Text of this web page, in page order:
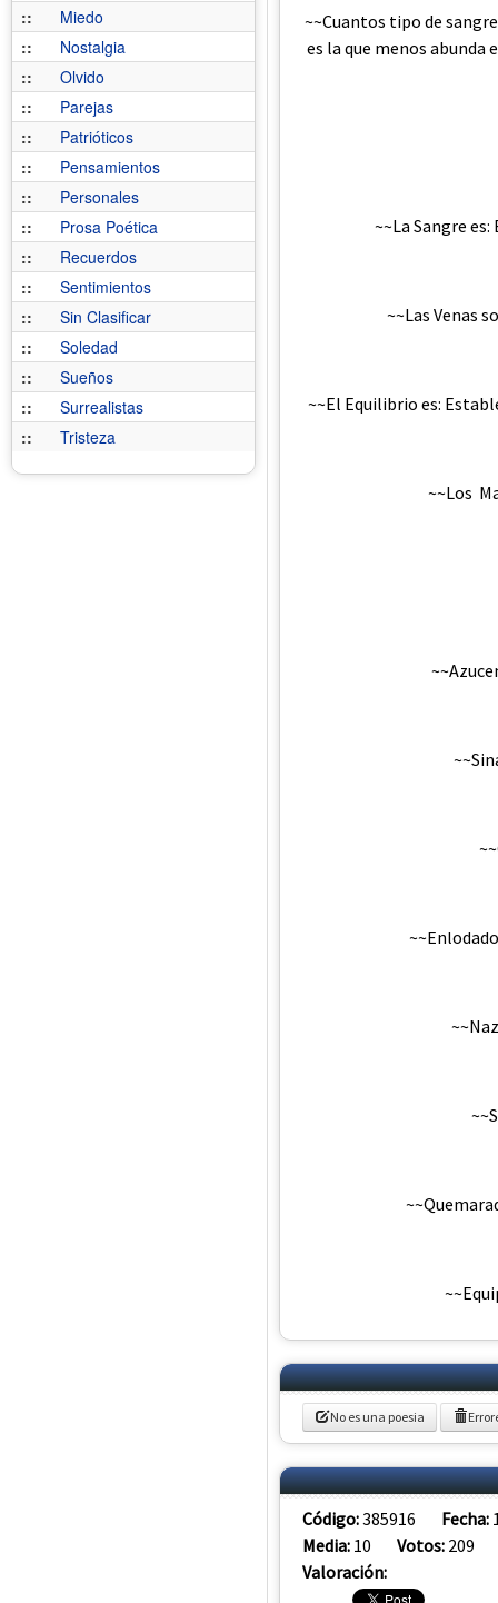
::
Miedo
::
Nostalgia
::
Olvido
::
Parejas
::
Patrióticos
::
Pensamientos
::
Personales
::
Prosa Poética
::
Recuerdos
::
Sentimientos
::
Sin Clasificar
::
Soledad
::
Sueños
::
Surrealistas
::
Tristeza
~~Cuantos tipo de
es la que menos
~~La Sangre
~~Las Venas
~~El Equilibrio es:
~~Los
No es una poesia
Código:385916 Fecha:
Media: 10 Votos: 209
Valoración: